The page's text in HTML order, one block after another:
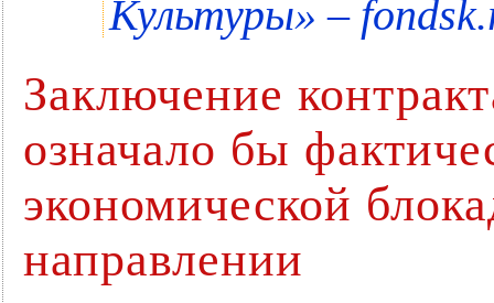
Культуры» –
Заключение
означало бы
экономической
направлении